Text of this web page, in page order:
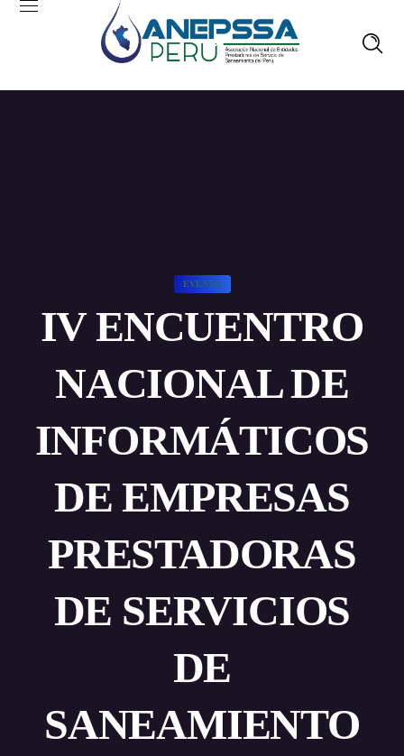
EVENTO
IV ENCUENTRO
NACIONAL DE
INFORMÁTICOS
DE EMPRESAS
PRESTADORAS
DE SERVICIOS
DE
SANEAMIENTO